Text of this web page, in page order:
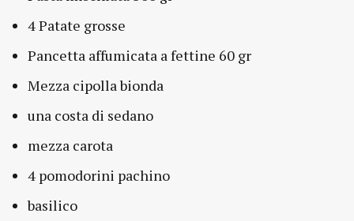
4 Patate grosse
Pancetta affumicata a fettine 60 gr
Mezza cipolla bionda
una costa di sedano
mezza carota
4 pomodorini pachino
basilico